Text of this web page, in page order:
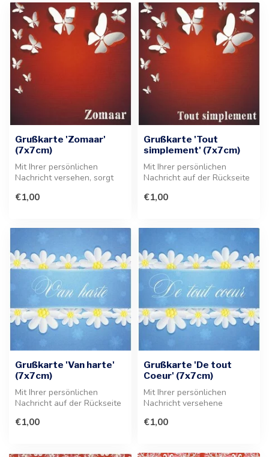
Grußkarte 'Zomaar'
(7x7cm)
Mit Ihrer persönlichen
Nachricht versehen, sorgt
besond...
€1,00
Grußkarte 'Tout
simplement' (7x7cm)
Mit Ihrer persönlichen
Nachricht auf der Rückseite
€1,00
Grußkarte 'Van harte'
(7x7cm)
Mit Ihrer persönlichen
Nachricht auf der Rückseite
perfe...
€1,00
Grußkarte 'De tout
Coeur' (7x7cm)
Mit Ihrer persönlichen
Nachricht versehene
Die Botsch...
€1,00